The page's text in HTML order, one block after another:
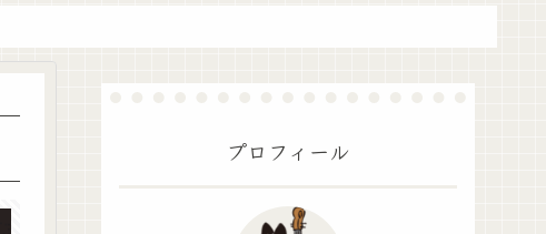
プロフィール